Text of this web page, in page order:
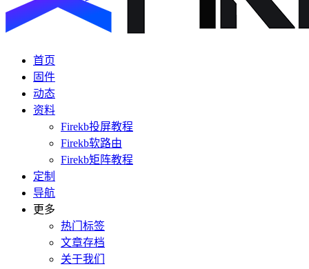
首页
固件
动态
资料
Firekb投屏教程
Firekb软路由
Firekb矩阵教程
定制
导航
更多
热门标签
文章存档
关于我们